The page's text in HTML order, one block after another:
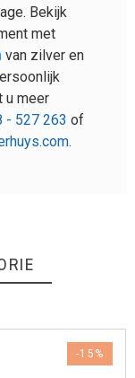
Bekijk
met
van zilver en
u meer
- 527 263 of
.
-15%